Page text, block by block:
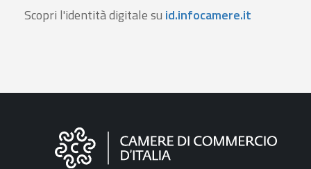
Scopri l'identità digitale su id.infocamere.it
Informazioni